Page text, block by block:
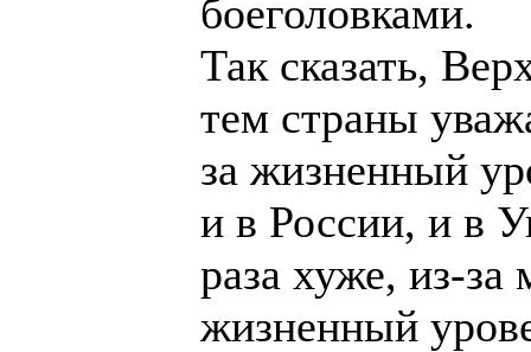
боеголовками.
Так сказать,
тем страны
за жизненный
и в России, и в
раза хуже, из-за
жизненный